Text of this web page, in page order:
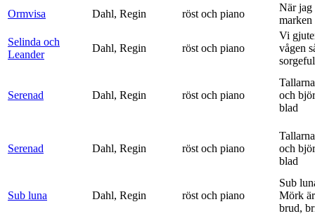
Ormvisa Dahl, Regin röst och piano
När jag
marken
Selinda och
Leander
Dahl, Regin röst och piano
Vi
vågen
Serenad Dahl, Regin röst och piano
och
blad
Serenad Dahl, Regin röst och piano
och
blad
Sub luna Dahl, Regin röst och piano
Sub
Mörk
brud,